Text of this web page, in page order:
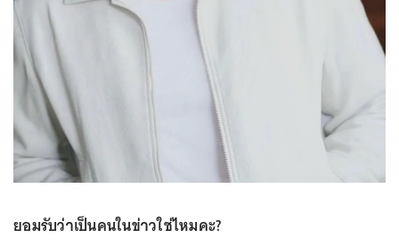
ยอมรับว่าเป็นคนในข่าวใช่ไหมคะ?